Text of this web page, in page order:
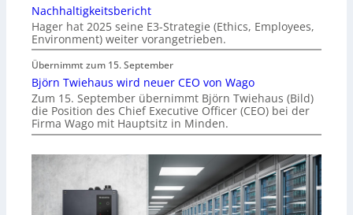
Nachhaltigkeitsbericht
Hager hat 2025 seine E3-Strategie (Ethics, Employees,
Environment) weiter vorangetrieben.
Übernimmt zum 15. September
Björn Twiehaus wird neuer CEO von Wago
Zum 15. September übernimmt Björn Twiehaus (Bild)
die Position des Chief Executive Officer (CEO) bei der
Firma Wago mit Hauptsitz in Minden.